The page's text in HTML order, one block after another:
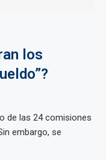
los
de las 24 comisiones
embargo, se